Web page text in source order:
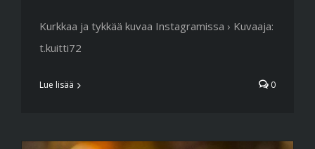
Kurkkaa ja tykkää kuvaa Instagramissa › Kuvaaja:
t.kuitti72
Lue lisää 0